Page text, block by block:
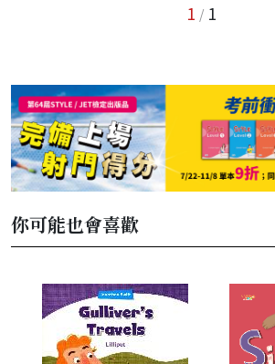
1 / 1
你可能也會喜歡